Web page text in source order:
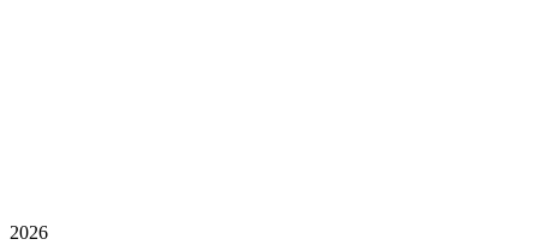
2026